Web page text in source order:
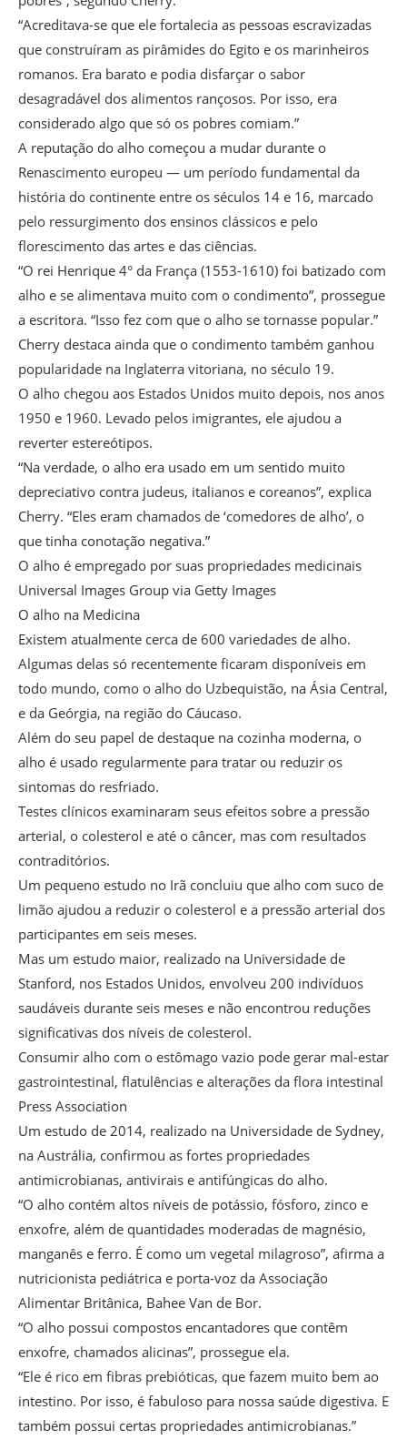
“Acreditava-se que ele fortalecia as pessoas escravizadas
que construíram as pirâmides do Egito e os marinheiros
romanos. Era barato e podia disfarçar o sabor
desagradável dos alimentos rançosos. Por isso, era
considerado algo que só os pobres comiam.”
A reputação do alho começou a mudar durante o
Renascimento europeu — um período fundamental da
história do continente entre os séculos 14 e 16, marcado
pelo ressurgimento dos ensinos clássicos e pelo
florescimento das artes e das ciências.
“O rei Henrique 4° da França (1553-1610) foi batizado com
alho e se alimentava muito com o condimento”, prossegue
a escritora. “Isso fez com que o alho se tornasse popular.”
Cherry destaca ainda que o condimento também ganhou
popularidade na Inglaterra vitoriana, no século 19.
O alho chegou aos Estados Unidos muito depois, nos anos
1950 e 1960. Levado pelos imigrantes, ele ajudou a
reverter estereótipos.
“Na verdade, o alho era usado em um sentido muito
depreciativo contra judeus, italianos e coreanos”, explica
Cherry. “Eles eram chamados de ‘comedores de alho’, o
que tinha conotação negativa.”
O alho é empregado por suas propriedades medicinais
Universal Images Group via Getty Images
O alho na Medicina
Existem atualmente cerca de 600 variedades de alho.
Algumas delas só recentemente ficaram disponíveis em
todo mundo, como o alho do Uzbequistão, na Ásia Central,
e da Geórgia, na região do Cáucaso.
Além do seu papel de destaque na cozinha moderna, o
alho é usado regularmente para tratar ou reduzir os
sintomas do resfriado.
Testes clínicos examinaram seus efeitos sobre a pressão
arterial, o colesterol e até o câncer, mas com resultados
contraditórios.
Um pequeno estudo no Irã concluiu que alho com suco de
limão ajudou a reduzir o colesterol e a pressão arterial dos
participantes em seis meses.
Mas um estudo maior, realizado na Universidade de
Stanford, nos Estados Unidos, envolveu 200 indivíduos
saudáveis durante seis meses e não encontrou reduções
significativas dos níveis de colesterol.
Consumir alho com o estômago vazio pode gerar mal-estar
gastrointestinal, flatulências e alterações da flora intestinal
Press Association
Um estudo de 2014, realizado na Universidade de Sydney,
na Austrália, confirmou as fortes propriedades
antimicrobianas, antivirais e antifúngicas do alho.
“O alho contém altos níveis de potássio, fósforo, zinco e
enxofre, além de quantidades moderadas de magnésio,
manganês e ferro. É como um vegetal milagroso”, afirma a
nutricionista pediátrica e porta-voz da Associação
Alimentar Britânica, Bahee Van de Bor.
“O alho possui compostos encantadores que contêm
enxofre, chamados alicinas”, prossegue ela.
“Ele é rico em fibras prebióticas, que fazem muito bem ao
intestino. Por isso, é fabuloso para nossa saúde digestiva. E
também possui certas propriedades antimicrobianas.”